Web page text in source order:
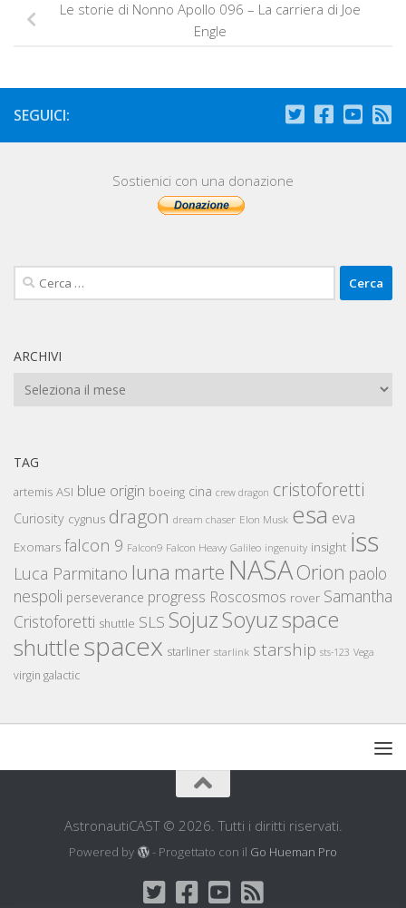
Le storie di Nonno Apollo 096 – La carriera di Joe
Engle
SEGUICI:
Sostienici con una donazione
Ricerca
per:
ARCHIVI
Archivi
TAG
artemis ASI blue origin boeing cina crew dragon cristoforetti
Curiosity cygnus dragon dream chaser Elon Musk esa eva
Exomars falcon 9 Falcon9 Falcon Heavy Galileo ingenuity insight iss
Luca Parmitano luna marte NASAOrion paolo
nespoli perseverance progress Roscosmos rover Samantha
Cristoforetti shuttle SLS SojuzSoyuzspace
shuttlespacex starliner starlink starship sts-123 Vega
virgin galactic
AstronautiCAST © 2026. Tutti i diritti riservati.
Powered by - Progettato con il Go Hueman Pro